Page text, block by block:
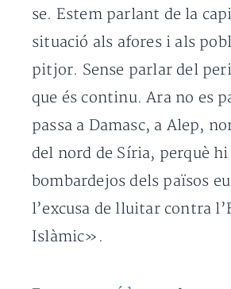
se. Estem parlant de la
situació als afores i als
pitjor. Sense parlar del
que és continu. Ara no es
passa a Damasc, a Alep,
del nord de Síria, perquè hi
bombardejos dels països
l’excusa de lluitar contra
Islàmic».